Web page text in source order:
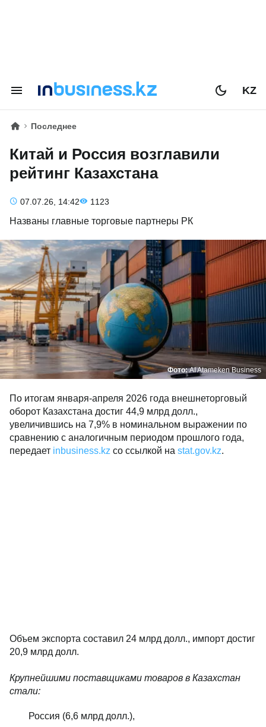
KZ
Последнее
Китай и Россия возглавили
рейтинг Казахстана
07.07.26, 14:42 1123
Названы главные торговые партнеры РК
Фото:AI Atameken Business
По итогам января-апреля 2026 года внешнеторговый
оборот Казахстана достиг 44,9 млрд долл.,
увеличившись на 7,9% в номинальном выражении по
сравнению с аналогичным периодом прошлого года,
передает inbusiness.kz со ссылкой на stat.gov.kz.
Объем экспорта составил 24 млрд долл., импорт достиг
20,9 млрд долл.
Крупнейшими поставщиками товаров в Казахстан
стали:
Россия (6,6 млрд долл.),